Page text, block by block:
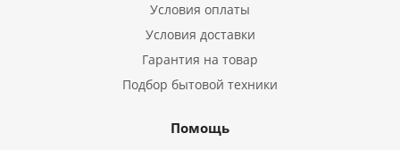
Условия оплаты
Условия доставки
Гарантия на товар
Подбор бытовой техники
Помощь